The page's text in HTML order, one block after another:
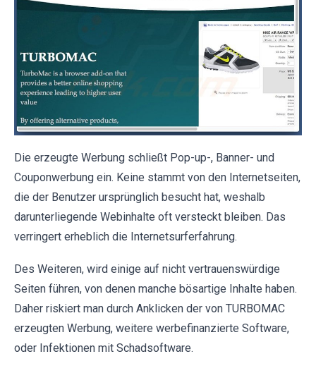
Die erzeugte Werbung schließt Pop-up-, Banner- und
Couponwerbung ein. Keine stammt von den Internetseiten,
die der Benutzer ursprünglich besucht hat, weshalb
darunterliegende Webinhalte oft versteckt bleiben. Das
verringert erheblich die Internetsurferfahrung.
Des Weiteren, wird einige auf nicht vertrauenswürdige
Seiten führen, von denen manche bösartige Inhalte haben.
Daher riskiert man durch Anklicken der von TURBOMAC
erzeugten Werbung, weitere werbefinanzierte Software,
oder Infektionen mit Schadsoftware.